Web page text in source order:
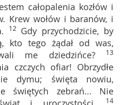
całopalenia kozłów i
Krew wołów i baranów, i
12 Gdy przychodzicie, by
kto tego żądał od was,
me dziedzińce?13
czczych ofiar! Obrzydłe
dymu; święta nowiu,
świętych zebrań... Nie
14